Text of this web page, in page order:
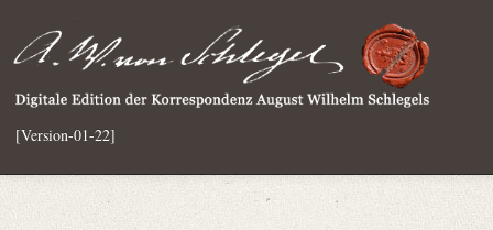
[Version-01-22]